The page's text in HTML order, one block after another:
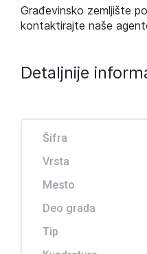
Građevinsko zemljište
kontaktirajte naše
Detaljnije
Šifra
Vrsta
Mesto
Deo grada
Tip